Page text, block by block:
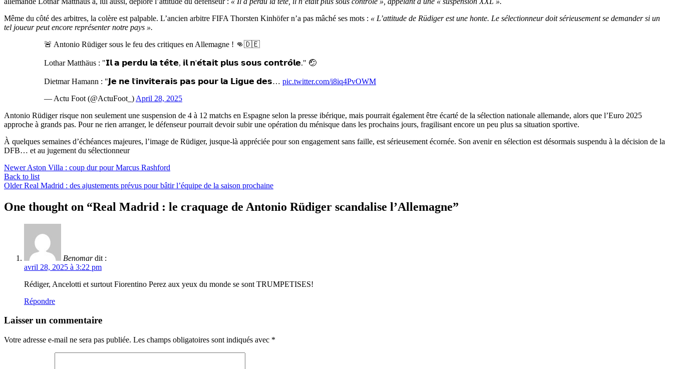
Même du côté des arbitres, la colère est palpable. L’ancien arbitre FIFA Thorsten Kinhöfer n’a pas mâché ses mots : « L’attitude de Rüdiger est une honte. Le sélectionneur doit sérieusement se demander si un
tel joueur peut encore représenter notre pays ».
🚨 Antonio Rüdiger sous le feu des critiques en Allemagne ! 👊🇩🇪
Lothar Matthäus : "𝗜𝗹 𝗮 𝗽𝗲𝗿𝗱𝘂 𝗹𝗮 𝘁𝗲̂𝘁𝗲, 𝗶𝗹 𝗻'𝗲́𝘁𝗮𝗶𝘁 𝗽𝗹𝘂𝘀 𝘀𝗼𝘂𝘀 𝗰𝗼𝗻𝘁𝗿𝗼̂𝗹𝗲." 🤕
Dietmar Hamann : "𝗝𝗲 𝗻𝗲 𝗹'𝗶𝗻𝘃𝗶𝘁𝗲𝗿𝗮𝗶𝘀 𝗽𝗮𝘀 𝗽𝗼𝘂𝗿 𝗹𝗮 𝗟𝗶𝗴𝘂𝗲 𝗱𝗲𝘀… pic.twitter.com/i8iq4PvOWM
— Actu Foot (@ActuFoot_) April 28, 2025
Antonio Rüdiger risque non seulement une suspension de 4 à 12 matchs en Espagne selon la presse ibérique, mais pourrait également être écarté de la sélection nationale allemande, alors que l’Euro 2025
approche à grands pas. Pour ne rien arranger, le défenseur pourrait devoir subir une opération du ménisque dans les prochains jours, fragilisant encore un peu plus sa situation sportive.
À quelques semaines d’échéances majeures, l’image de Rüdiger, jusque-là appréciée pour son engagement sans faille, est sérieusement écornée. Son avenir en sélection est désormais suspendu à la décision de la
DFB… et au jugement du sélectionneur
Newer Aston Villa : coup dur pour Marcus Rashford
Back to list
Older Real Madrid : des ajustements prévus pour bâtir l’équipe de la saison prochaine
One thought on “Real Madrid : le craquage de Antonio Rüdiger scandalise l’Allemagne”
Benomar dit :
avril 28, 2025 à 3:22 pm
Rédiger, Ancelotti et surtout Fiorentino Perez aux yeux du monde se sont TRUMPETISES!
Répondre
Laisser un commentaire
Votre adresse e-mail ne sera pas publiée. Les champs obligatoires sont indiqués avec *